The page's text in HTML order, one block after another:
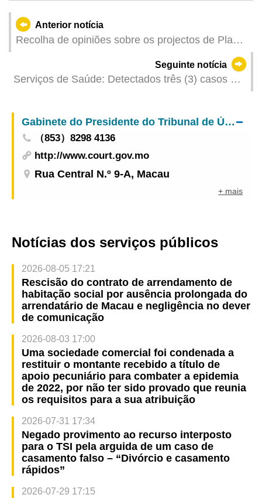
Anterior notícia
Recolha de opiniões sobre os projectos de Planta
de Condições Urbanísticas (de 4 a 18 de Junho
Seguinte notícia
Serviços de Saúde: Detectados três (3) casos de
Gabinete do Presidente do Tribunal de Última Instância
（853）8298 4136
http://www.court.gov.mo
Rua Central N.º 9-A, Macau
+ mais
Notícias dos serviços públicos
2026-08-05 17:21
Rescisão do contrato de arrendamento de
habitação social por ausência prolongada do
arrendatário de Macau e negligência no dever
de comunicação
2026-08-03 17:00
Uma sociedade comercial foi condenada a
restituir o montante recebido a título de
apoio pecuniário para combater a epidemia
de 2022, por não ter sido provado que reunia
os requisitos para a sua atribuição
2026-07-31 17:34
Negado provimento ao recurso interposto
para o TSI pela arguida de um caso de
casamento falso – “Divórcio e casamento
rápidos”
2026-07-29 17:15